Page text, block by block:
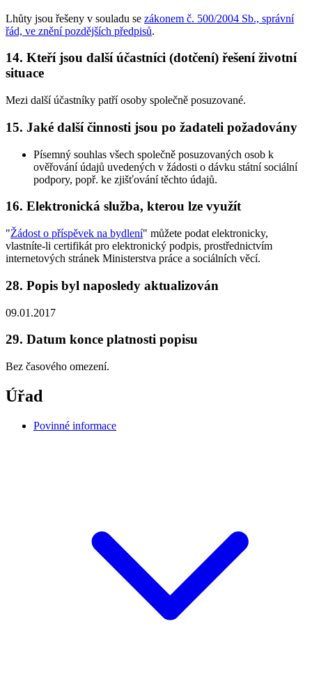
Lhůty jsou řešeny v souladu se zákonem č. 500/2004 Sb., správní
řád, ve znění pozdějších předpisů.
14. Kteří jsou další účastníci (dotčení) řešení životní
situace
Mezi další účastníky patří osoby společně posuzované.
15. Jaké další činnosti jsou po žadateli požadovány
Písemný souhlas všech společně posuzovaných osob k
ověřování údajů uvedených v žádosti o dávku státní sociální
podpory, popř. ke zjišťování těchto údajů.
16. Elektronická služba, kterou lze využít
"Žádost o příspěvek na bydlení" můžete podat elektronicky,
vlastníte-li certifikát pro elektronický podpis, prostřednictvím
internetových stránek Ministerstva práce a sociálních věcí.
28. Popis byl naposledy aktualizován
09.01.2017
29. Datum konce platnosti popisu
Bez časového omezení.
Úřad
Povinné informace